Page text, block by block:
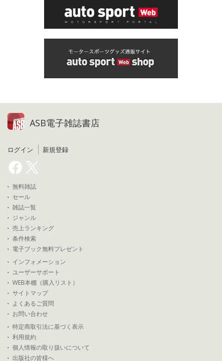
ASB電子雑誌書店
ログイン 新規登録
無料雑誌
セール
雑誌一覧
ジャンル
売上ランキング
条件検索
電子ブック無料プレゼント
インフォメーション
ユーザーサポート
WEB本棚（購入リスト）
サイトマップ
よくあるご質問
お問い合わせ
特定商取引法に基づく表示
利用規約
個人情報の取り扱いについて
出版社の皆様へ